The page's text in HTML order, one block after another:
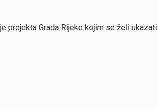
projekta Grada Rijeke kojim se želi ukazati